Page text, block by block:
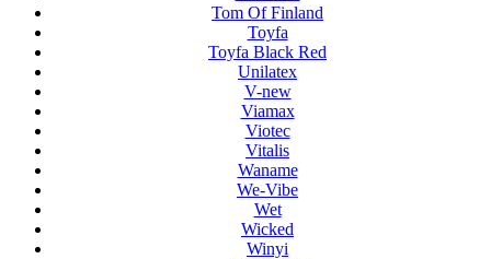
Tom Of Finland
Toyfa
Toyfa Black Red
Unilatex
V-new
Viamax
Viotec
Vitalis
Waname
We-Vibe
Wet
Wicked
Winyi